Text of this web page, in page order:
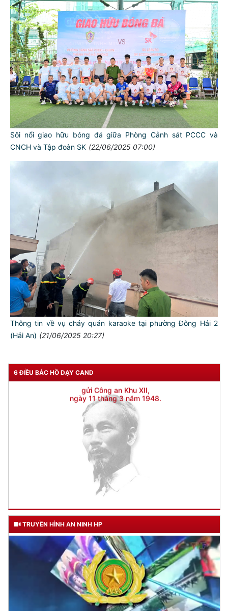
Sôi nổi giao hữu bóng đá giữa Phòng Cảnh sát PCCC và
CNCH và Tập đoàn SK (22/06/2025 07:00)
Thông tin về vụ cháy quán karaoke tại phường Đông Hải 2
(Hải An) (21/06/2025 20:27)
6 ĐIỀU BÁC HỒ DẠY CAND
TRUYỀN HÌNH AN NINH HP